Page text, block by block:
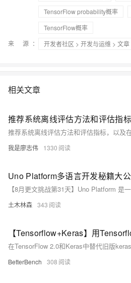
TensorFlow probability概率
TensorFlow概率
来 源：
开发者社区 > 开发与运维 > 文章
相关文章
我是廖志伟 1330
土木林森 343
BetterBench 308